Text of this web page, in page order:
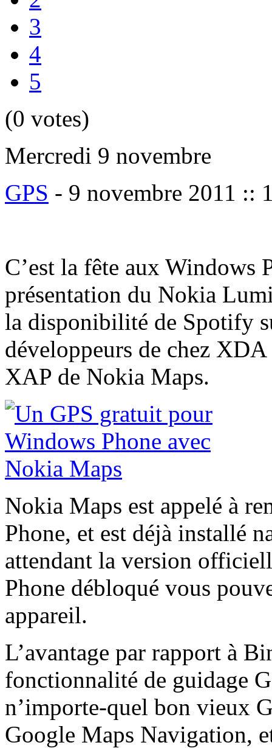
3
4
5
(0 votes)
Mercredi 9 novembre
GPS - 9 novembre 2011 ::
C’est la fête aux Windows
présentation du Nokia
la disponibilité de Spotify
développeurs de chez
XAP de Nokia Maps.
Nokia Maps est appelé à
Phone, et est déjà installé
attendant la version
Phone débloqué vous
appareil.
L’avantage par rapport à
fonctionnalité de guidage
n’importe-quel bon vieux
Google Maps Navigation,